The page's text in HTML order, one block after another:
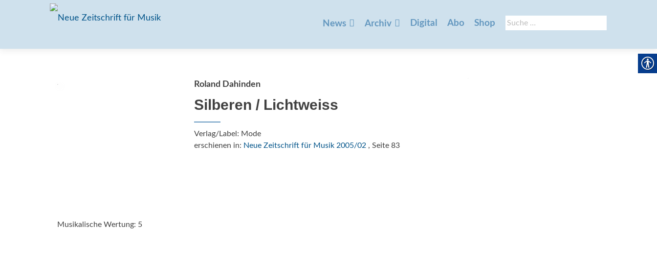
Suche
nach:
springen
News Archiv Digital Abo Shop
Roland Dahinden
Silberen / Lichtweiss
Verlag/Label: Mode
erschienen in: Neue Zeitschrift für Musik 2005/02, Seite 83
Musikalische Wertung: 5